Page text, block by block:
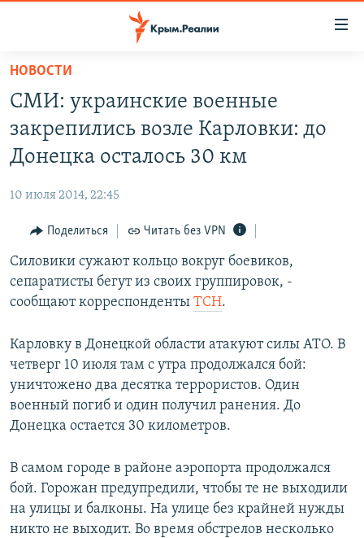
Вернуться
основному
содержанию
Вернутся
главной
Вернутся
поиску
СПЕЦПРОЕКТЫ
11 ЛЕТ ОККУПАЦИИ КРЫМА. 11 ИСТОРИЙ СОПРОТИВЛЕНИЯ
ВОДА
ЕЩЕ
ИНТЕРАКТИВ
ИНФОГРАФИКА
ТЕЛЕПРОЕКТ КРЫМ.РЕАЛИИ
ПРОПАВШИЕ БЕЗ ВЕСТИ
ПОБЕДИТЕЛЕЙ НЕ СУДЯТ?
КРЫМ.НЕПОКОРЕННЫЙ
УКРАИНСКАЯ ПРОБЛЕМА КРЫМА
РАДІО СВОБОДА
КАК ОБОЙТИ БЛОКИРОВКУ
Українською
Qırımtatar
Все сайты RFE/RL
НОВОСТИ
СМИ: украинские военные
закрепились возле Карловки: до
Донецка осталось 30 км
10 июля 2014, 22:45
Поделиться Читать без VPN
Силовики сужают кольцо вокруг боевиков,
сепаратисты бегут из своих группировок, -
сообщают корреспонденты ТСН.
Карловку в Донецкой области атакуют силы АТО. В
четверг 10 июля там с утра продолжался бой:
уничтожено два десятка террористов. Один
военный погиб и один получил ранения. До
Донецка остается 30 километров.
В самом городе в районе аэропорта продолжался
бой. Горожан предупредили, чтобы те не выходили
на улицы и балконы. На улице без крайней нужды
никто не выходит. Во время обстрелов несколько